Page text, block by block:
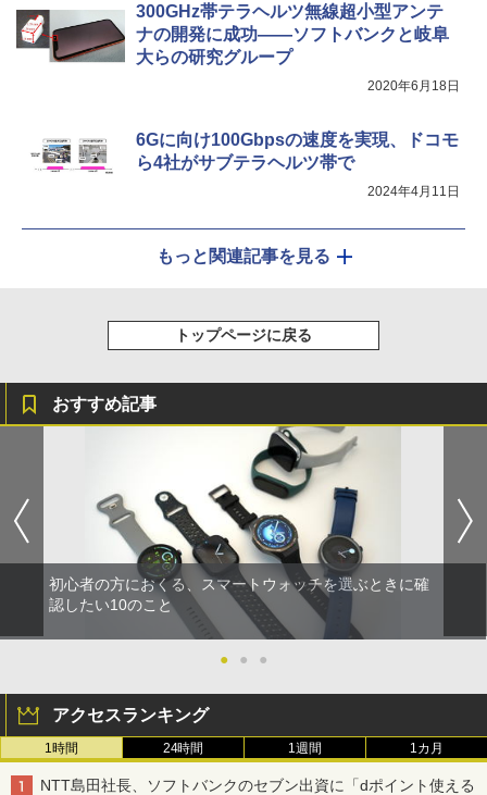
300GHz帯テラヘルツ無線超小型アンテ
ナの開発に成功――ソフトバンクと岐阜
大らの研究グループ
2020年6月18日
6Gに向け100Gbpsの速度を実現、ドコモ
ら4社がサブテラヘルツ帯で
2024年4月11日
もっと関連記事を見る
トップページに戻る
おすすめ記事
初心者の方におくる、スマートウォッチを選ぶときに確
認したい10のこと
● ● ●
アクセスランキング
1時間 24時間 1週間 1カ月
NTT島田社長、ソフトバンクのセブン出資に「dポイント使える